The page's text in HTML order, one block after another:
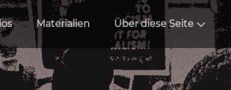
Materialien Über diese Seite